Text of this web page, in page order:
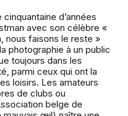
d’années
avec son célèbre «
nous faisons le reste »
photographie à un public
toujours dans les
parmi ceux qui ont la
loisirs. Les amateurs
de clubs ou
belge de